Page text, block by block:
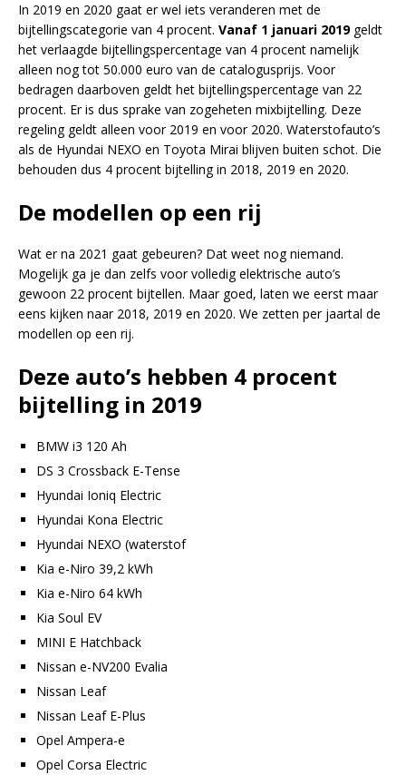
In 2019 en 2020 gaat er wel iets veranderen met de
bijtellingscategorie van 4 procent. Vanaf 1 januari 2019geldt
het verlaagde bijtellingspercentage van 4 procent namelijk
alleen nog tot 50.000 euro van de catalogusprijs. Voor
bedragen daarboven geldt het bijtellingspercentage van 22
procent. Er is dus sprake van zogeheten mixbijtelling. Deze
regeling geldt alleen voor 2019 en voor 2020. Waterstofauto’s
als de Hyundai NEXO en Toyota Mirai blijven buiten schot. Die
behouden dus 4 procent bijtelling in 2018, 2019 en 2020.
De modellen op een rij
Wat er na 2021 gaat gebeuren? Dat weet nog niemand.
Mogelijk ga je dan zelfs voor volledig elektrische auto’s
gewoon 22 procent bijtellen. Maar goed, laten we eerst maar
eens kijken naar 2018, 2019 en 2020. We zetten per jaartal de
modellen op een rij.
Deze auto’s hebben 4 procent
bijtelling in 2019
BMW i3 120 Ah
DS 3 Crossback E-Tense
Hyundai Ioniq Electric
Hyundai Kona Electric
Hyundai NEXO (waterstof
Kia e-Niro 39,2 kWh
Kia e-Niro 64 kWh
Kia Soul EV
MINI E Hatchback
Nissan e-NV200 Evalia
Nissan Leaf
Nissan Leaf E-Plus
Opel Ampera-e
Opel Corsa Electric